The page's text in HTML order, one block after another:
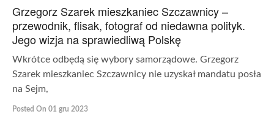
Grzegorz Szarek mieszkaniec Szczawnicy –
przewodnik, flisak, fotograf od niedawna polityk.
Jego wizja na sprawiedliwą Polskę
Wkrótce odbędą się wybory samorządowe. Grzegorz
Szarek mieszkaniec Szczawnicy nie uzyskał mandatu posła
na Sejm,
Posted On 01 gru 2023